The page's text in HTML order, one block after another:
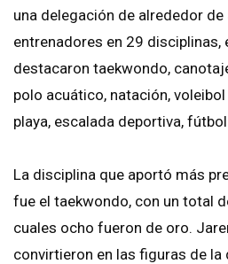
una delegación de alrededor
entrenadores en 29 disciplinas,
destacaron taekwondo,
polo acuático, natación,
playa, escalada deportiva,
La disciplina que aportó más
fue el taekwondo, con un total
cuales ocho fueron de oro.
convirtieron en las figuras de la